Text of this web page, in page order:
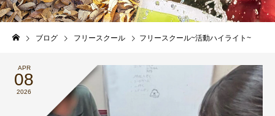
ブログ フリースクール フリースクール~活動ハイライト~
APR
08
2026